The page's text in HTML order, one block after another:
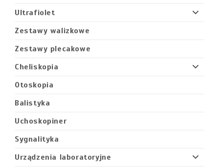
Ultrafiolet
Zestawy walizkowe
Zestawy plecakowe
Cheliskopia
Otoskopia
Balistyka
Uchoskopiner
Sygnalityka
Urządzenia laboratoryjne